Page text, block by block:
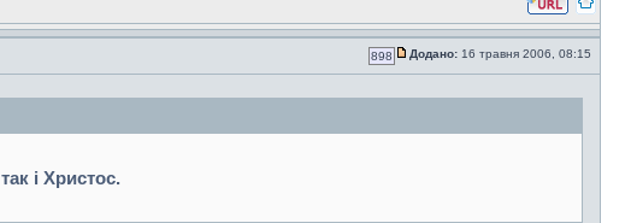
898 Додано: 16 травня 2006, 08:15
і Христос.